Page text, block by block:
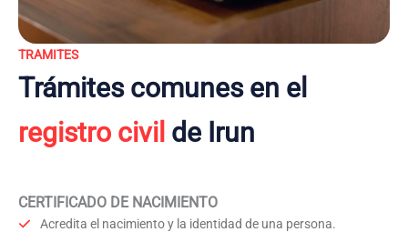
TRAMITES
Trámites comunes en el
registro civil de Irun
CERTIFICADO DE NACIMIENTO
Acredita el nacimiento y la identidad de una persona.